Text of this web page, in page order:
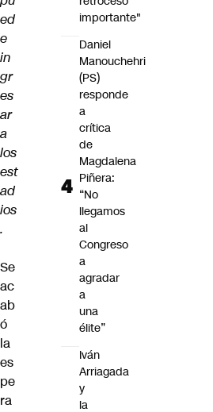
ed
e
in
gr
es
ar
a
los
est
ad
ios
.
Se
ac
ab
ó
la
es
pe
ra
importante"
Daniel
Manouchehri
(PS)
responde
a
crítica
de
Magdalena
Piñera:
“No
llegamos
al
Congreso
a
agradar
a
una
élite”
Iván
Arriagada
y
la